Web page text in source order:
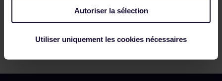
Autoriser la sélection
Utiliser uniquement les cookies nécessaires